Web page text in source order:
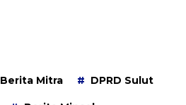
Berita Mitra DPRD Sulut